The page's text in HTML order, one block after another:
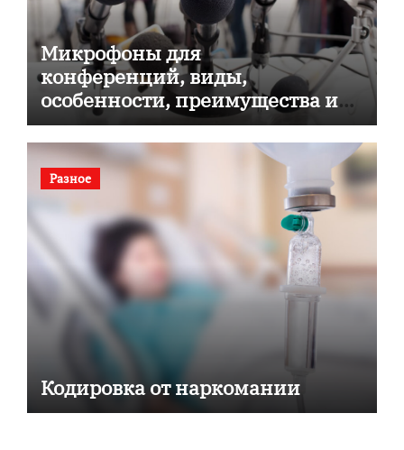
Микрофоны для
конференций, виды,
особенности, преимущества и
советы по выбору
Разное
Кодировка от наркомании